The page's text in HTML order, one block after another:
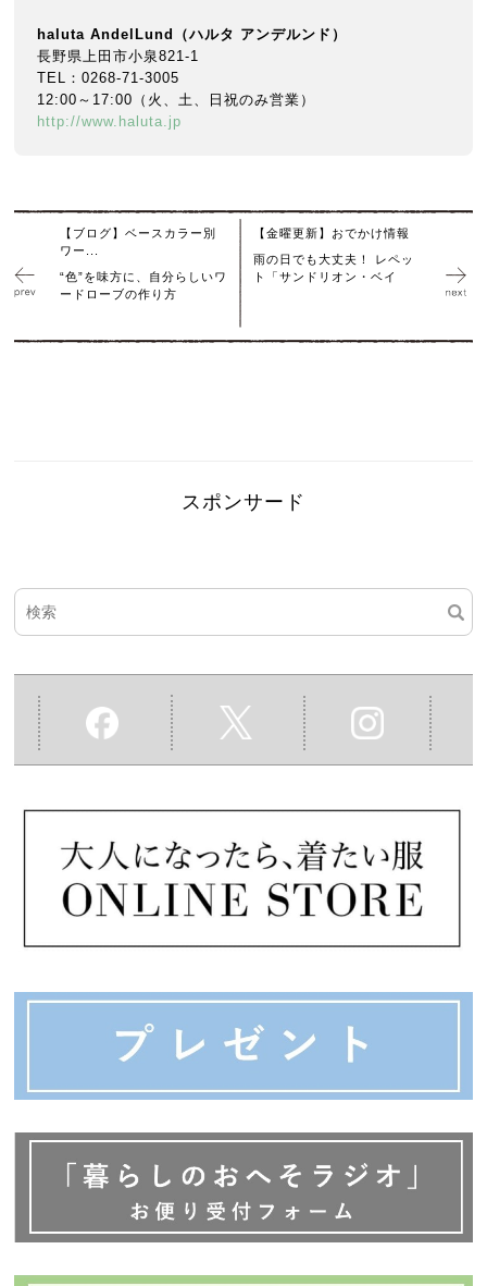
haluta AndelLund （ハルタ アンデルンド）
長野県上田市小泉821-1
TEL：0268-71-3005
12:00～17:00（火、土、日祝のみ営業）
http://www.haluta.jp
【ブログ】ベースカラー別
ワー...
“色”を味方に、自分らしいワ
ードローブの作り方
【金曜更新】おでかけ情報
雨の日でも大丈夫！ レペッ
ト「サンドリオン・ベイ
スポンサード